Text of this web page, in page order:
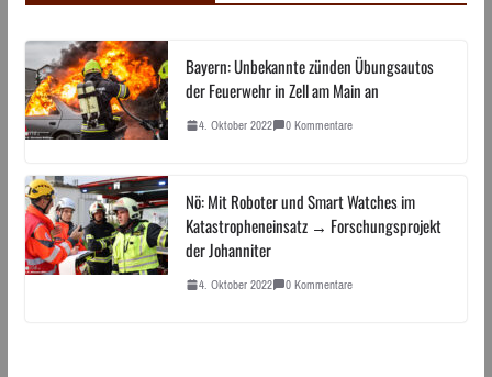
Bayern: Unbekannte zünden Übungsautos
der Feuerwehr in Zell am Main an
4. Oktober 2022 0 Kommentare
Nö: Mit Roboter und Smart Watches im
Katastropheneinsatz → Forschungsprojekt
der Johanniter
4. Oktober 2022 0 Kommentare